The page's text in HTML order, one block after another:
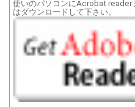
使いのパソコンにAcrobat reader
はダウンロードして下さい。